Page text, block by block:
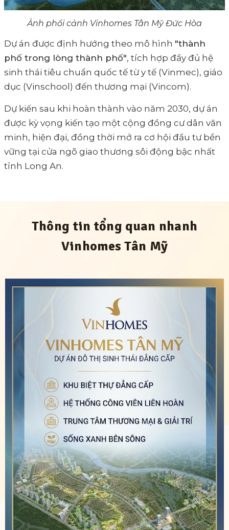
Ảnh phổi cảnh Vinhomes Tân Mỹ Đức Hòa
Dự án được định hướng theo mô hình "thành
phố trong lòng thành phố", tích hợp đầy đủ hệ
sinh thái tiêu chuẩn quốc tế từ y tế (Vinmec), giáo
dục (Vinschool) đến thương mại (Vincom).
Dự kiến sau khi hoàn thành vào năm 2030, dự án
được kỳ vọng kiến tạo một cộng đồng cư dân văn
minh, hiện đại, đồng thời mở ra cơ hội đầu tư bền
vững tại cửa ngõ giao thương sôi động bậc nhất
tỉnh Long An.
Thông tin tổng quan nhanh
Vinhomes Tân Mỹ